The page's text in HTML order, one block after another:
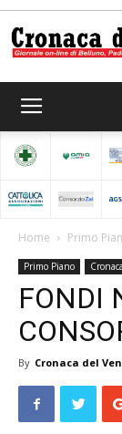
Home Primo
Primo Piano
FONDI
By Cronaca del